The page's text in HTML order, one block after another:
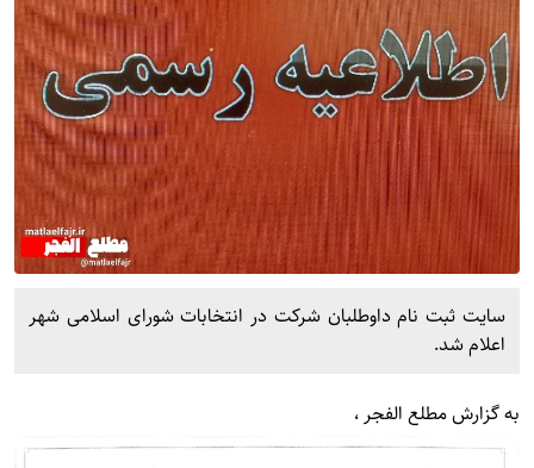
سایت ثبت نام داوطلبان شرکت در انتخابات شورای اسلامی شهر
اعلام شد.
به گزارشمطلع الفجر ،